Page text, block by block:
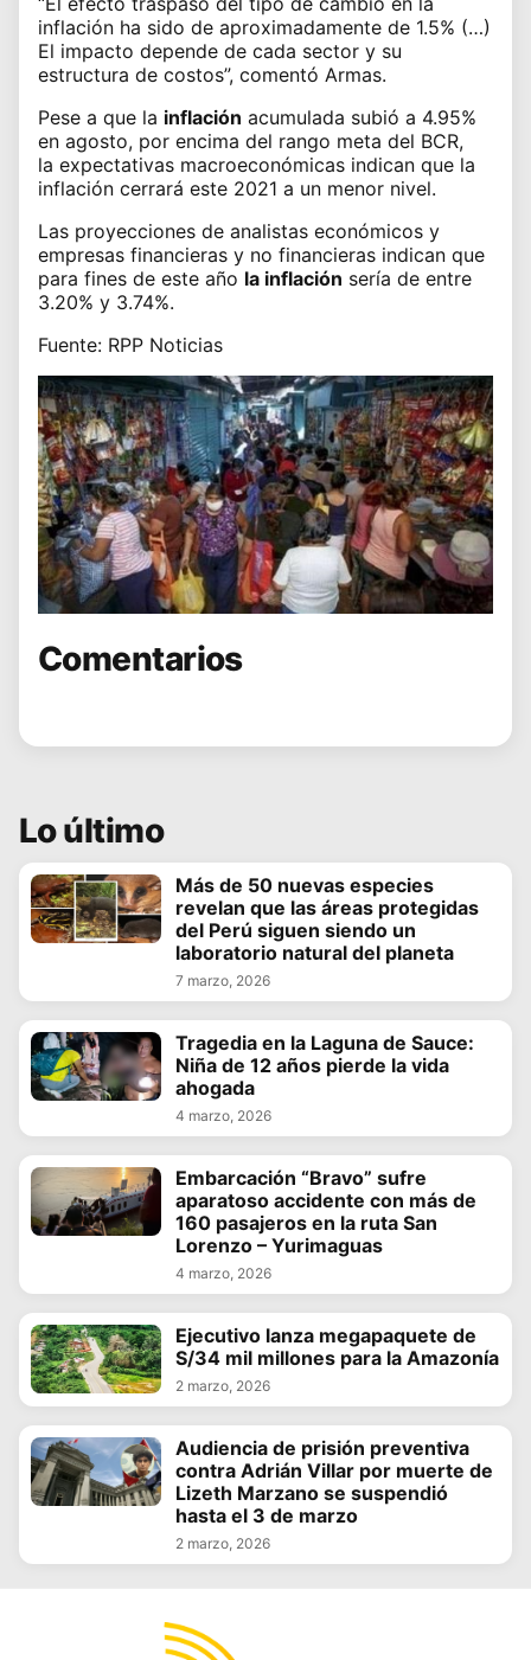
inflación ha sido de aproximadamente de 1.5% (…)
El impacto depende de cada sector y su
estructura de costos”, comentó Armas.
Pese a que la inflación acumulada subió a 4.95%
en agosto, por encima del rango meta del BCR,
la expectativas macroeconómicas indican que la
inflación cerrará este 2021 a un menor nivel.
Las proyecciones de analistas económicos y
empresas financieras y no financieras indican que
para fines de este año la inflación sería de entre
3.20% y 3.74%.
Fuente: RPP Noticias
Comentarios
Lo último
Más de 50 nuevas especies
revelan que las áreas protegidas
del Perú siguen siendo un
laboratorio natural del planeta
7 marzo, 2026
Tragedia en la Laguna de Sauce:
Niña de 12 años pierde la vida
ahogada
4 marzo, 2026
Embarcación “Bravo” sufre
aparatoso accidente con más de
160 pasajeros en la ruta San
Lorenzo – Yurimaguas
4 marzo, 2026
Ejecutivo lanza megapaquete de
S/34 mil millones para la Amazonía
2 marzo, 2026
Audiencia de prisión preventiva
contra Adrián Villar por muerte de
Lizeth Marzano se suspendió
hasta el 3 de marzo
2 marzo, 2026